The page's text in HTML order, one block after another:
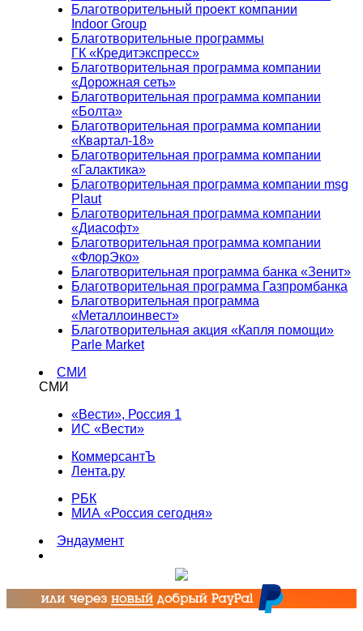
Благотворительный проект компании
Indoor Group
Благотворительные программы
ГК «Кредитэкспресс»
Благотворительная программа компании
«Дорожная сеть»
Благотворительная программа компании
«Болта»
Благотворительная программа компании
«Квартал-18»
Благотворительная программа компании
«Галактика»
Благотворительная программа компании msg
Plaut
Благотворительная программа компании
«Диасофт»
Благотворительная программа компании
«ФлорЭко»
Благотворительная программа банка «Зенит»
Благотворительная программа Газпромбанка
Благотворительная программа
«Металлоинвест»
Благотворительная акция «Капля помощи»
Parle Market
СМИ
СМИ
«Вести», Россия 1
ИС «Вести»
КоммерсантЪ
Лента.ру
РБК
МИА «Россия сегодня»
Эндаумент